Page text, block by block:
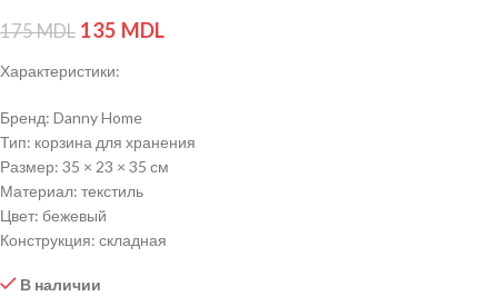
175MDL 135 MDL
Характеристики:
Бренд: Danny Home
Тип: корзина для хранения
Размер: 35 × 23 × 35 см
Материал: текстиль
Цвет: бежевый
Конструкция: складная
В наличии